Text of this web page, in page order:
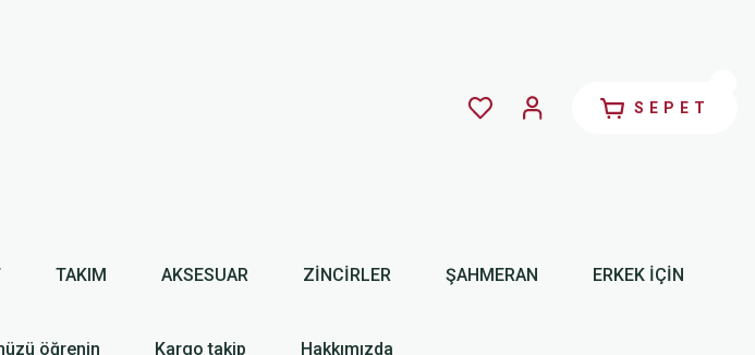
SEPET
TAKIM AKSESUAR ZİNCİRLER ŞAHMERAN ERKEK İÇİN
öğrenin Kargo takip Hakkımızda